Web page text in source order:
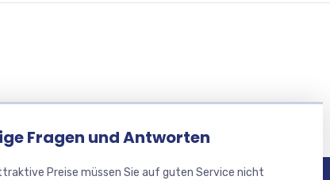
Fragen und Antworten
Preise müssen Sie auf guten Service nicht